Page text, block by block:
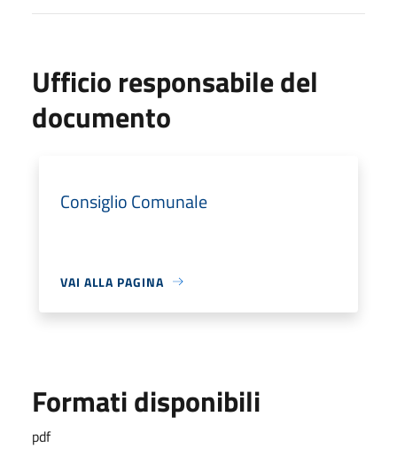
Ufficio responsabile del
documento
Consiglio Comunale
VAI ALLA PAGINA
Formati disponibili
pdf